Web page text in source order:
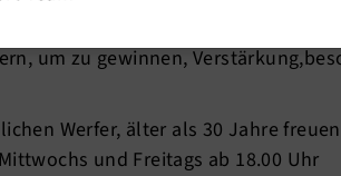
um zu gewinnen,
Werfer, älter als 30 Jahre
und Freitags ab 18.00 Uhr